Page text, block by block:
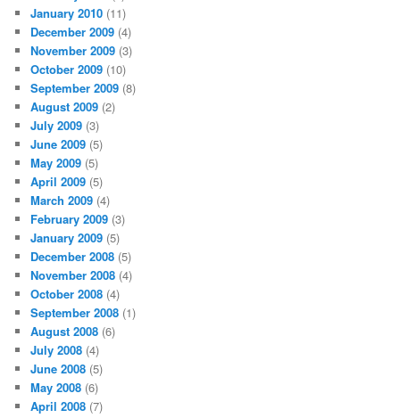
January 2010 (11)
December 2009 (4)
November 2009 (3)
October 2009 (10)
September 2009 (8)
August 2009 (2)
July 2009 (3)
June 2009 (5)
May 2009 (5)
April 2009 (5)
March 2009 (4)
February 2009 (3)
January 2009 (5)
December 2008 (5)
November 2008 (4)
October 2008 (4)
September 2008 (1)
August 2008 (6)
July 2008 (4)
June 2008 (5)
May 2008 (6)
April 2008 (7)